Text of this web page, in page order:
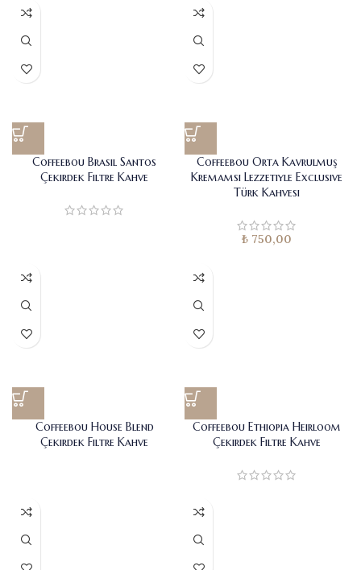
Coffeebou Brasil Santos
Çekirdek Filtre Kahve
Coffeebou Orta Kavrulmuş
Kremamsı Lezzetiyle Exclusive
Türk Kahvesi
₺ 750,00
Coffeebou House Blend
Çekirdek Filtre Kahve
Coffeebou Ethiopia Heirloom
Çekirdek Filtre Kahve